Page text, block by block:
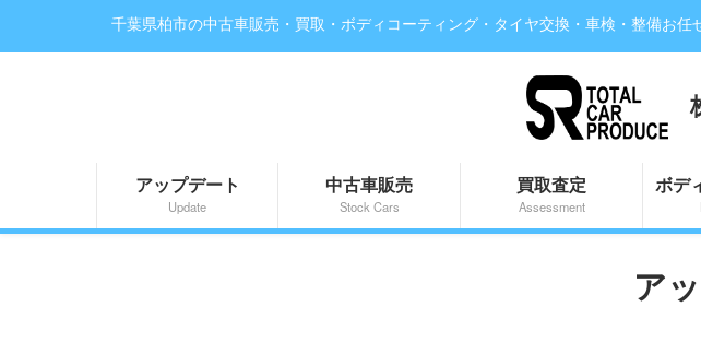
千葉県柏市の中古車販売・買取・ボディコーティング・タイヤ交換・車検・整備お任
アップデート
Update
中古車販売
Stock Cars
買取査定
Assessment
ボデ
ア